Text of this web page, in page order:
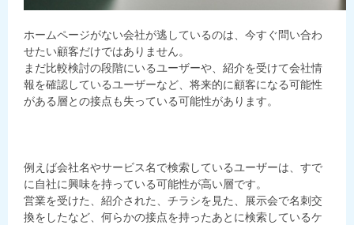
ホームページがない会社が逃しているのは、今すぐ問い合わ
せたい顧客だけではありません。
まだ比較検討の段階にいるユーザーや、紹介を受けて会社情
報を確認しているユーザーなど、将来的に顧客になる可能性
がある層との接点も失っている可能性があります。
例えば会社名やサービス名で検索しているユーザーは、すで
に自社に興味を持っている可能性が高い層です。
営業を受けた、紹介された、チラシを見た、展示会で名刺交
換をしたなど、何らかの接点を持ったあとに検索しているケ